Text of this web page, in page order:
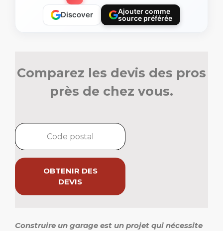
Discover
Ajouter comme
source préférée
Comparez les devis des pros
près de chez vous.
OBTENIR DES
DEVIS
Construire un garage est un projet qui nécessite